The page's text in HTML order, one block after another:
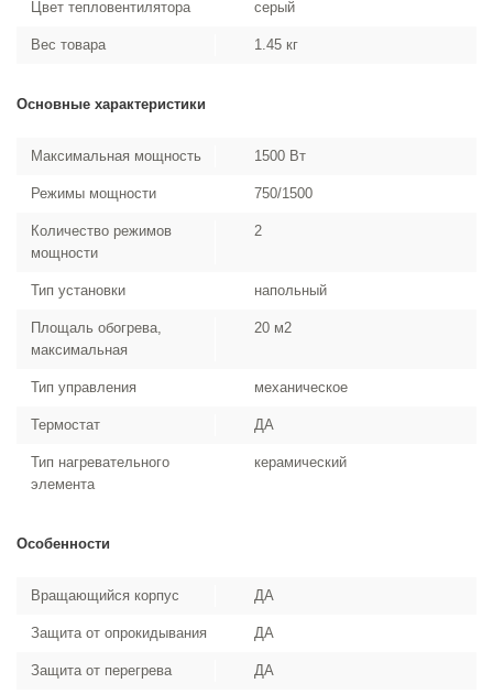
Цвет тепловентилятора серый
Вес товара 1.45 кг
Основные характеристики
Максимальная мощность 1500 Вт
Режимы мощности 750/1500
Количество режимов
мощности
2
Тип установки напольный
Площаль обогрева,
максимальная
20 м2
Тип управления механическое
Термостат ДА
Тип нагревательного
элемента
керамический
Особенности
Вращающийся корпус ДА
Защита от опрокидывания ДА
Защита от перегрева ДА